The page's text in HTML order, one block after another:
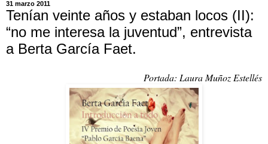
31 marzo 2011
Tenían veinte años y estaban locos (II):
“no me interesa la juventud”, entrevista
a Berta García Faet.
Portada: Laura Muñoz Estellés